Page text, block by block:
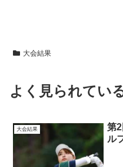
大会結果
よく見られてい
大会結果
第
ル